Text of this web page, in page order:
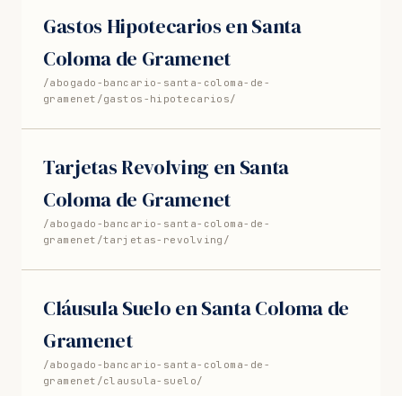
Gastos Hipotecarios en Santa
Coloma de Gramenet
/abogado-bancario-santa-coloma-de-
gramenet/gastos-hipotecarios/
Tarjetas Revolving en Santa
Coloma de Gramenet
/abogado-bancario-santa-coloma-de-
gramenet/tarjetas-revolving/
Cláusula Suelo en Santa Coloma de
Gramenet
/abogado-bancario-santa-coloma-de-
gramenet/clausula-suelo/